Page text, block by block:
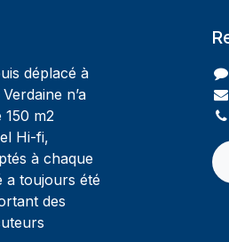
déplacé à
n’a
150 m2
Hi-fi,
à chaque
a toujours été
des